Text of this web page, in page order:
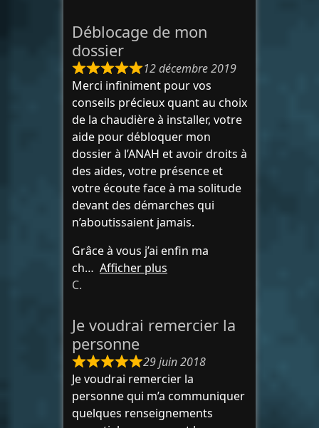
Déblocage de mon
dossier
12 décembre 2019
Merci infiniment pour vos
conseils précieux quant au choix
de la chaudière à installer, votre
aide pour débloquer mon
dossier à l’ANAH et avoir droits à
des aides, votre présence et
votre écoute face à ma solitude
devant des démarches qui
n’aboutissaient jamais.
Grâce à vous j’ai enfin ma
ch
Afficher plus
C.
Je voudrai remercier la
personne
29 juin 2018
Je voudrai remercier la
personne qui m’a communiquer
quelques renseignements